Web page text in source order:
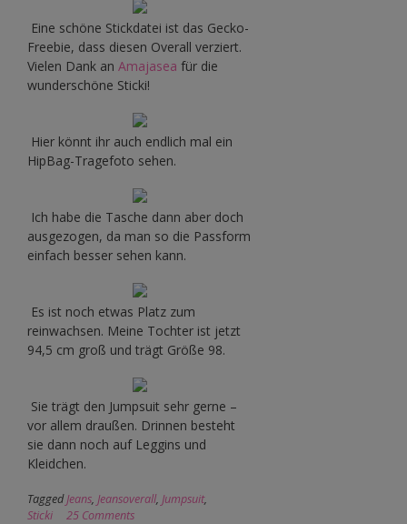
Eine schöne Stickdatei ist das Gecko-
Freebie, dass diesen Overall verziert.
Vielen Dank an Amajasea für die
wunderschöne Sticki!
Hier könnt ihr auch endlich mal ein
HipBag-Tragefoto sehen.
Ich habe die Tasche dann aber doch
ausgezogen, da man so die Passform
einfach besser sehen kann.
Es ist noch etwas Platz zum
reinwachsen. Meine Tochter ist jetzt
94,5 cm groß und trägt Größe 98.
Sie trägt den Jumpsuit sehr gerne –
vor allem draußen. Drinnen besteht
sie dann noch auf Leggins und
Kleidchen.
TaggedJeans, Jeansoverall, Jumpsuit,
Sticki
25 Comments